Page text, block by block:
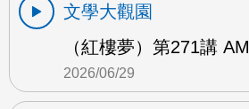
文學大觀園
（紅樓夢）第271講 AM
2026/06/29